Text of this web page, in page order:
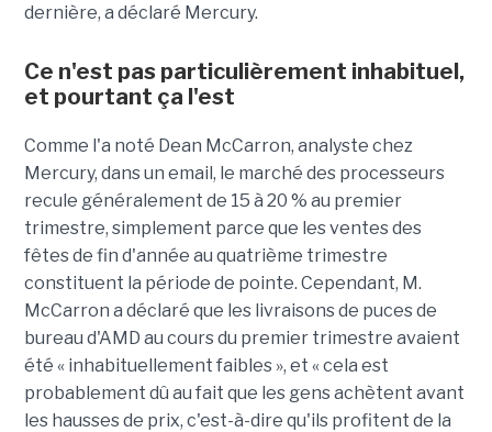
dernière, a déclaré Mercury.
Ce n'est pas particulièrement inhabituel,
et pourtant ça l'est
Comme l'a noté Dean McCarron, analyste chez
Mercury, dans un email, le marché des processeurs
recule généralement de 15 à 20 % au premier
trimestre, simplement parce que les ventes des
fêtes de fin d'année au quatrième trimestre
constituent la période de pointe. Cependant, M.
McCarron a déclaré que les livraisons de puces de
bureau d'AMD au cours du premier trimestre avaient
été « inhabituellement faibles », et « cela est
probablement dû au fait que les gens achètent avant
les hausses de prix, c'est-à-dire qu'ils profitent de la